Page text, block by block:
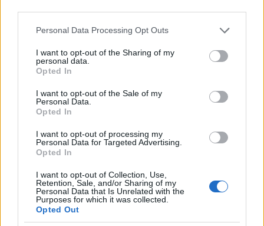
Please note that this website/app uses one or more Google
not limited to your visit or usage behaviour. You may click to
grant or deny consent to Google and its third-party tags to
use your data for below specified purposes in below Google
consent section.
Personal Data Processing Opt Outs
I want to opt-out of the Sharing of my
personal data.
Opted In
I want to opt-out of the Sale of my
Personal Data.
Opted In
I want to opt-out of processing my
Personal Data for Targeted Advertising.
Opted In
I want to opt-out of Collection, Use,
Retention, Sale, and/or Sharing of my
Personal Data that Is Unrelated with the
Purposes for which it was collected.
Opted Out
eszközöket kórházaknak az Országos Jótékonysági
Vadászat
2024.05.29